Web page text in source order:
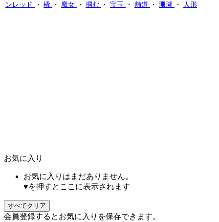
ンレッド ・ 橇 ・ 魔女 ・ 掴む ・ 宝玉 ・ 舗道 ・ 珊瑚 ・ 人形
お気に入り
お気に入りはまだありません。
♥を押すとここに表示されます
すべてクリア
会員登録するとお気に入りを保存できます。